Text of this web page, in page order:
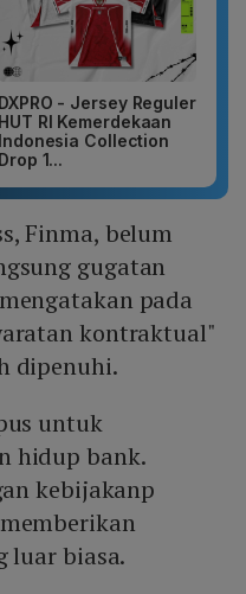
DXPRO - Jersey Reguler
HUT RI Kemerdekaan
Indonesia Collection
Drop 1...
Finma, belum
gugatan
pada
kontraktual"
dipenuhi.
untuk
hidup bank.
kebijakanp
luar biasa.